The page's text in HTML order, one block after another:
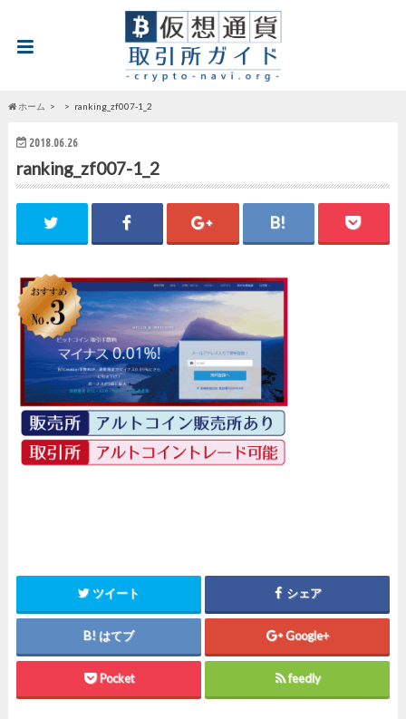
ホーム ranking_zf007-1_2
2018.06.26
ranking_zf007-1_2
ツイート シェア
はてブ Google+
Pocket feedly